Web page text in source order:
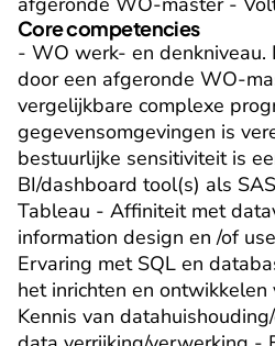
Core competencies
- WO werk- en denkniveau.
door een afgeronde WO-
vergelijkbare complexe
gegevensomgevingen is
bestuurlijke sensitiviteit is
BI/dashboard tool(s) als
Tableau - Affiniteit met
information design en /of
Ervaring met SQL en
het inrichten en
Kennis van